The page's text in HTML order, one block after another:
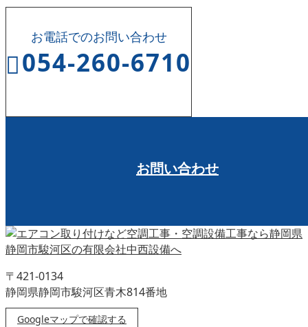
お電話でのお問い合わせ
054-260-6710
お問い合わせ
〒421-0134
静岡県静岡市駿河区青木814番地
Googleマップで確認する